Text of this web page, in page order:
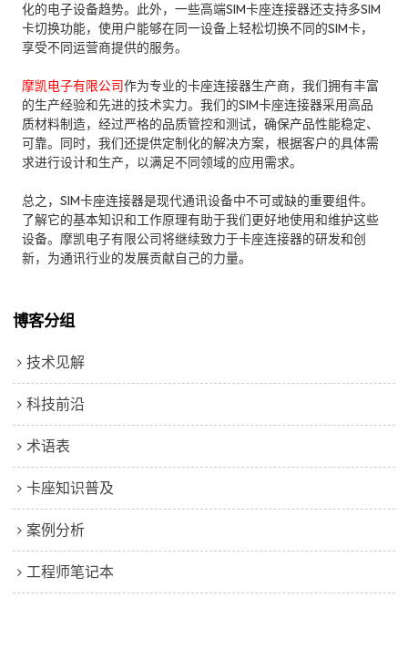
化的电子设备趋势。此外，一些高端SIM卡座连接器还支持多SIM
卡切换功能，使用户能够在同一设备上轻松切换不同的SIM卡，
享受不同运营商提供的服务。
摩凯电子有限公司作为专业的卡座连接器生产商，我们拥有丰富
的生产经验和先进的技术实力。我们的SIM卡座连接器采用高品
质材料制造，经过严格的品质管控和测试，确保产品性能稳定、
可靠。同时，我们还提供定制化的解决方案，根据客户的具体需
求进行设计和生产，以满足不同领域的应用需求。
总之，SIM卡座连接器是现代通讯设备中不可或缺的重要组件。
了解它的基本知识和工作原理有助于我们更好地使用和维护这些
设备。摩凯电子有限公司将继续致力于卡座连接器的研发和创
新，为通讯行业的发展贡献自己的力量。
博客分组
技术见解
科技前沿
术语表
卡座知识普及
案例分析
工程师笔记本